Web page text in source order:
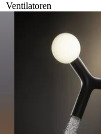
Ventilatoren